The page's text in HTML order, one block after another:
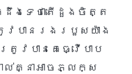
ដឹងទេថាតើដួងចិត្ត
បានរងរបួសយ៉ាង
រូវបានគេធ្វើបាប
ាល់គ្នាអាចភ្លក្ស